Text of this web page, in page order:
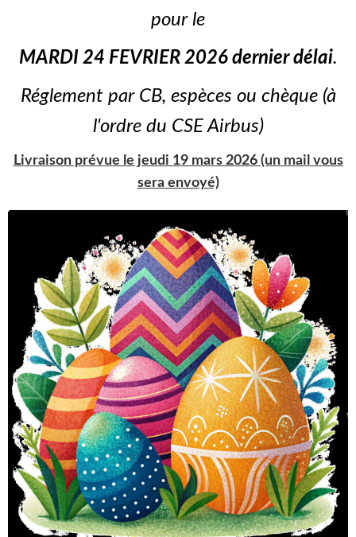
pour le
MARDI 24 FEVRIER 2026 dernier délai.
Réglement par CB, espèces ou chèque (à
l'ordre du CSE Airbus)
Livraison prévue le jeudi 19 mars 2026 (un mail vous
sera envoyé)